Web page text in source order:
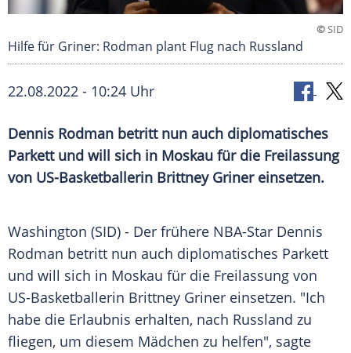
©SID
Hilfe für Griner: Rodman plant Flug nach Russland
22.08.2022 - 10:24 Uhr
Dennis Rodman betritt nun auch diplomatisches
Parkett und will sich in Moskau für die Freilassung
von US-Basketballerin Brittney Griner einsetzen.
Washington (SID) - Der frühere NBA-Star Dennis
Rodman betritt nun auch diplomatisches Parkett
und will sich in Moskau für die Freilassung von
US-Basketballerin Brittney Griner einsetzen. "Ich
habe die Erlaubnis erhalten, nach Russland zu
fliegen, um diesem Mädchen zu helfen", sagte